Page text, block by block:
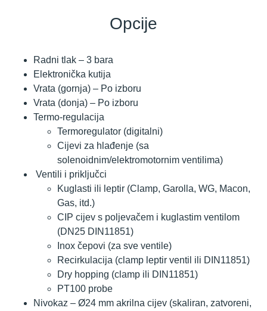
Opcije
Radni tlak – 3 bara
Elektronička kutija
Vrata (gornja) – Po izboru
Vrata (donja) – Po izboru
Termo-regulacija
Termoregulator (digitalni)
Cijevi za hlađenje (sa
solenoidnim/elektromotornim ventilima)
Ventili i priključci
Kuglasti ili leptir (Clamp, Garolla, WG, Macon,
Gas, itd.)
CIP cijev s poljevačem i kuglastim ventilom
(DN25 DIN11851)
Inox čepovi (za sve ventile)
Recirkulacija (clamp leptir ventil ili DIN11851)
Dry hopping (clamp ili DIN11851)
PT100 probe
Nivokaz – Ø24 mm akrilna cijev (skaliran, zatvoreni,